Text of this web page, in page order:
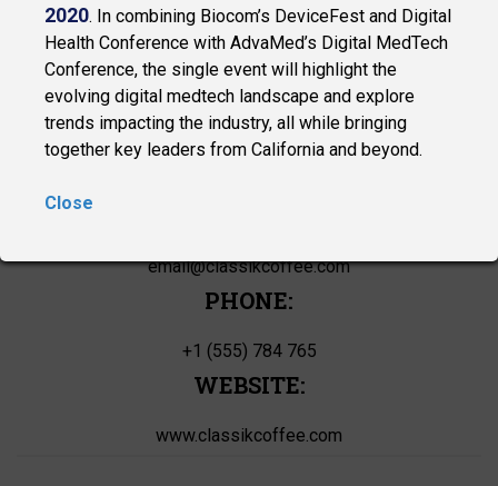
2020. In combining Biocom’s DeviceFest and Digital
Health Conference with AdvaMed’s Digital MedTech
Conference, the single event will highlight the
evolving digital medtech landscape and explore
trends impacting the industry, all while bringing
together key leaders from California and beyond.
Close
COMPANY DETAILS:
email@classikcoffee.com
PHONE:
+1 (555) 784 765
WEBSITE:
www.classikcoffee.com